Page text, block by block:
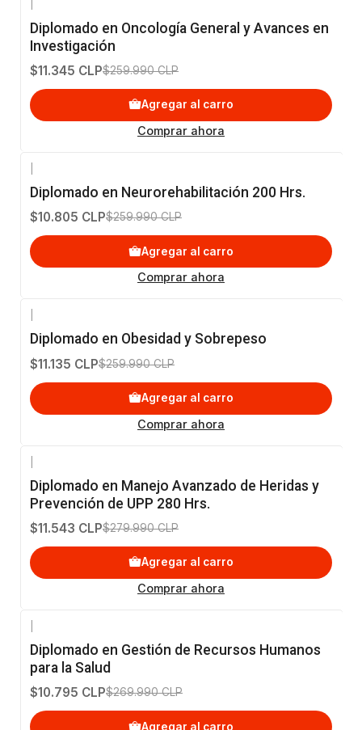
-96% OFF
Diplomado en Oncología General y Avances en
Investigación
$11.345 CLP$259.990 CLP
Agregar al carro
Comprar ahora
-96% OFF
Diplomado en Neurorehabilitación 200 Hrs.
$10.805 CLP$259.990 CLP
Agregar al carro
Comprar ahora
-96% OFF
Diplomado en Obesidad y Sobrepeso
$11.135 CLP$259.990 CLP
Agregar al carro
Comprar ahora
-96% OFF
Diplomado en Manejo Avanzado de Heridas y
Prevención de UPP 280 Hrs.
$11.543 CLP$279.990 CLP
Agregar al carro
Comprar ahora
-96% OFF
Diplomado en Gestión de Recursos Humanos
para la Salud
$10.795 CLP$269.990 CLP
Agregar al carro